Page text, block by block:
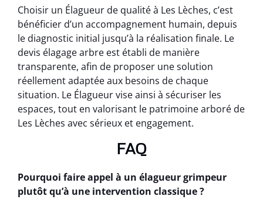
Choisir un Élagueur de qualité à Les Lèches, c’est
bénéficier d’un accompagnement humain, depuis
le diagnostic initial jusqu’à la réalisation finale. Le
devis élagage arbre est établi de manière
transparente, afin de proposer une solution
réellement adaptée aux besoins de chaque
situation. Le Élagueur vise ainsi à sécuriser les
espaces, tout en valorisant le patrimoine arboré de
Les Lèches avec sérieux et engagement.
FAQ
Pourquoi faire appel à un élagueur grimpeur
plutôt qu’à une intervention classique ?